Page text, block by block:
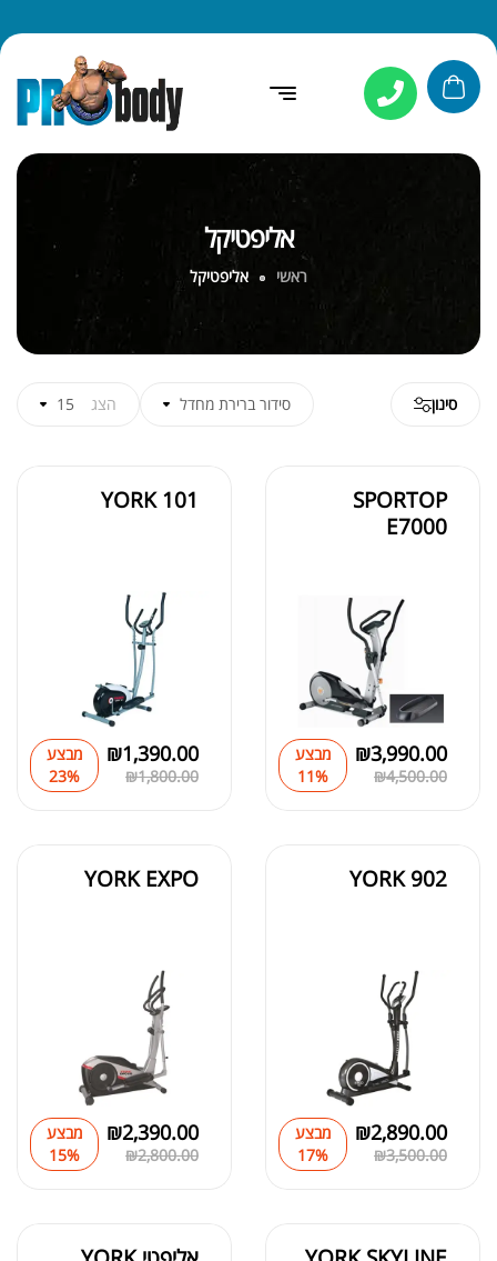
אליפטיקל
ראשי אליפטיקל
סינון סידור ברירת מחדל הצג 15
SPORTOP
E7000
₪4,500.00
₪3,990.00
מבצע
11%
YORK 101
₪1,800.00
₪1,390.00
מבצע
23%
YORK 902
₪3,500.00
₪2,890.00
מבצע
17%
YORK EXPO
₪2,800.00
₪2,390.00
מבצע
15%